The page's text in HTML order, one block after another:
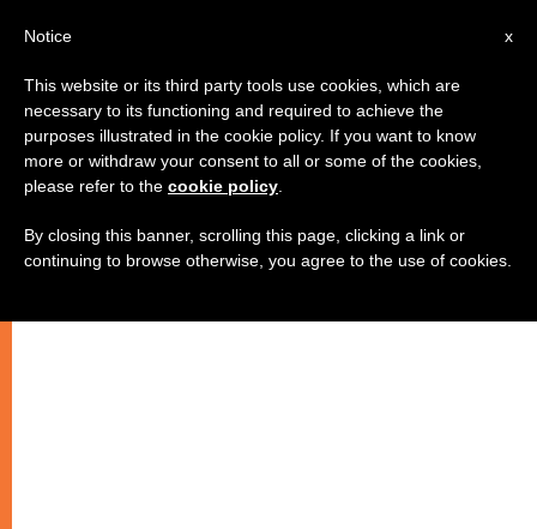
x
Notice
This website or its third party tools use cookies, which are
necessary to its functioning and required to achieve the
purposes illustrated in the cookie policy. If you want to know
more or withdraw your consent to all or some of the cookies,
please refer to the cookie policy
By closing this banner, scrolling this page, clicking a link or
continuing to browse otherwise, you agree to the use of cookies.